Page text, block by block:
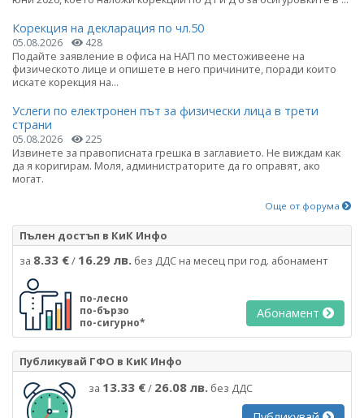
Корекция на декларация по чл.50
05.08.2026 428
Подайте заявление в офиса на НАП по местоживеене на
физическото лице и опишете в него причините, поради които
искате корекция на...
Услеги по електронен път за физически лица в трети
страни
05.08.2026 225
Извинете за правописната грешка в заглавието. Не виждам как
да я коригирам. Моля, администраторите да го оправят, ако
могат.
Още от форума
Пълен достъп в КиК Инфо
за 8.33 €/ 16.29 лв. без ДДС на месец при год. абонамент
по-лесно
по-бързо
по-сигурно*
Абонамент
Публикувай ГФО в КиК Инфо
за 13.33 €/ 26.08 лв. без ДДС